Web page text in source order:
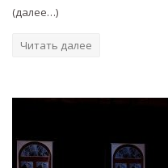
(далее…)
Читать далее